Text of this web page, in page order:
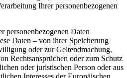
Ihrer personenbezogenen
personenbezogenen Daten
Daten – von ihrer Speicherung
oder zur Geltendmachung,
Rechtsansprüchen oder zum Schutz
oder juristischen Person oder aus